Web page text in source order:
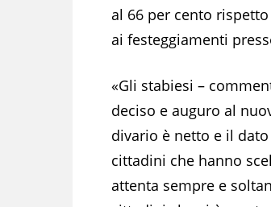
al 66 per cento rispetto
ai festeggiamenti
«Gli stabiesi –
deciso e auguro al
divario è netto e il
cittadini che hanno
attenta sempre e